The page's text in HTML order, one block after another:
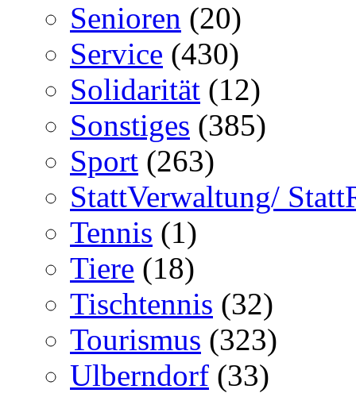
Senioren (20)
Service (430)
Solidarität (12)
Sonstiges (385)
Sport (263)
StattVerwaltung/
Tennis (1)
Tiere (18)
Tischtennis (32)
Tourismus (323)
Ulberndorf (33)